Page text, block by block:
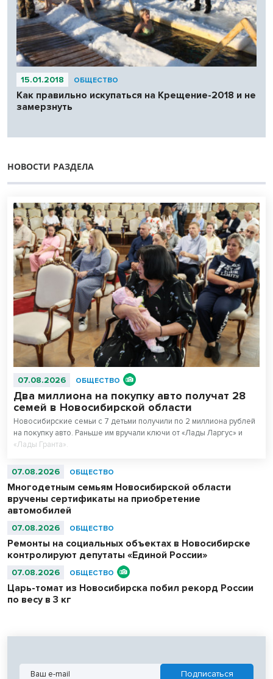
15.01.2018 ОБЩЕСТВО
Как правильно искупаться на Крещение-2018 и не
замерзнуть
НОВОСТИ РАЗДЕЛА
07.08.2026 ОБЩЕСТВО
Два миллиона на покупку авто получат 28
семей в Новосибирской области
Новосибирские семьи с 7 детьми получили по 2 миллиона рублей
на покупку авто. Раньше им вручали ключи от «Лады Ларгус» и
«Лады Гранта».
07.08.2026 ОБЩЕСТВО
Многодетным семьям Новосибирской области
вручены сертификаты на приобретение
автомобилей
07.08.2026 ОБЩЕСТВО
Ремонты на социальных объектах в Новосибирске
контролируют депутаты «Единой России»
07.08.2026 ОБЩЕСТВО
Царь-томат из Новосибирска побил рекорд России
по весу в 3 кг